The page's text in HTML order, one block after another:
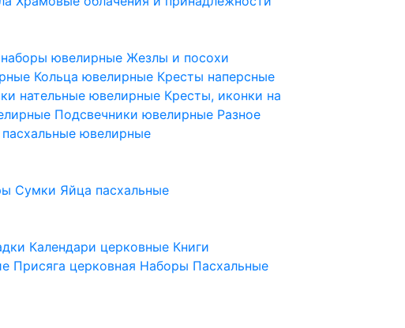
наборы ювелирныеЖезлы и посохи
Кольца ювелирные Кресты наперсные
нательные ювелирные Кресты, иконки на
Подсвечники ювелирные Разное
ювелирные
Сумки Яйца пасхальные
Календари церковные Книги
Присяга церковная Наборы Пасхальные